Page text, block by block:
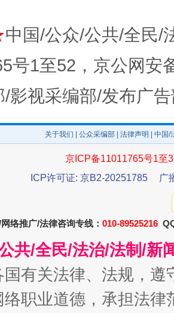
品抗生素超标问题” 法
生生不息
中国/公众/公共/全民/
号1至52，京公网安
影视采编部/发布广
关于我们 公众采编部 法律声明 | 中国
京ICP备11011765号1至
ICP许可证: 京B2-20251785
广
络推广/法律咨询专线： 010-89525216
共/全民/法治/法制/新
国有关法律、法规，
络职业道德，承担法